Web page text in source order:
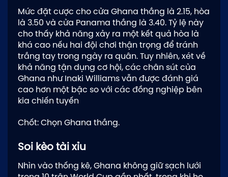
Mức đặt cược cho cửa Ghana thắng là 2.15, hòa
là 3.50 và cửa Panama thắng là 3.40. Tỷ lệ này
cho thấy khả năng xảy ra một kết quả hòa là
khá cao nếu hai đội chơi thận trọng để tránh
trắng tay trong ngày ra quân. Tuy nhiên, xét về
khả năng tận dụng cơ hội, các chân sút của
Ghana như Inaki Williams vẫn được đánh giá
cao hơn một bậc so với các đồng nghiệp bên
kia chiến tuyến
Chốt: Chọn Ghana thắng.
Soi kèo tài xỉu
Nhìn vào thống kê, Ghana không giữ sạch lưới